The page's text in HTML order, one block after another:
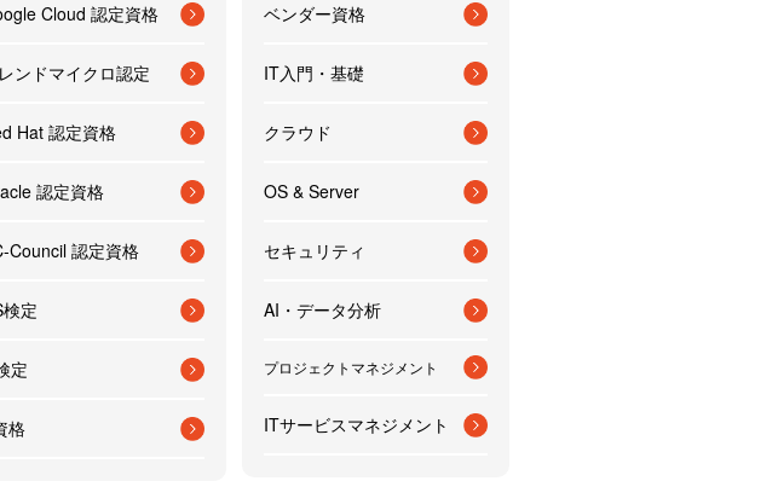
Cloud 認定資格
ンドマイクロ認定
Hat 認定資格
認定資格
Council 認定資格
定
定
格
ベンダー資格
IT入門・基礎
クラウド
OS & Server
セキュリティ
AI・データ分析
プロジェクトマネジメント
ITサービスマネジメント